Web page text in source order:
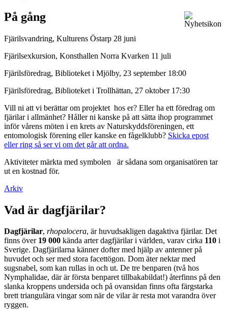
På gång
Fjärilsvandring, Kulturens Östarp 28 juni
Fjärilsexkursion, Konsthallen Norra Kvarken 11 juli
Fjärilsföredrag, Biblioteket i Mjölby, 23 september 18:00
Fjärilsföredrag, Biblioteket i Trollhättan, 27 oktober 17:30
Vill ni att vi berättar om projektet hos er? Eller ha ett föredrag om
fjärilar i allmänhet? Håller ni kanske på att sätta ihop programmet
inför vårens möten i en krets av Naturskyddsföreningen, ett
entomologisk förening eller kanske en fågelklubb? Skicka epost
eller ring så ser vi om det går att ordna.
Aktiviteter märkta med symbolen
är sådana som organisatören tar
ut en kostnad för.
Arkiv
Vad är dagfjärilar?
Dagfjärilar, rhopalocera, är huvudsakligen dagaktiva fjärilar. Det
finns över 19 000 kända arter dagfjärilar i världen, varav cirka 110 i
Sverige. Dagfjärilarna känner dofter med hjälp av antenner på
huvudet och ser med stora facettögon. Dom äter nektar med
sugsnabel, som kan rullas in och ut. De tre benparen (två hos
Nymphalidae, där är första benparet tillbakabildat!) återfinns på den
slanka kroppens undersida och på ovansidan finns ofta färgstarka
brett triangulära vingar som när de vilar är resta mot varandra över
ryggen.